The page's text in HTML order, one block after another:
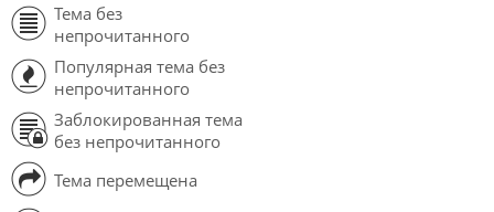
Тема без
непрочитанного
Популярная тема без
непрочитанного
Заблокированная тема
без непрочитанного
Тема перемещена